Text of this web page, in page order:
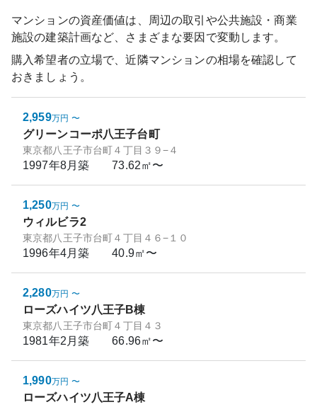
マンションの資産価値は、周辺の取引や公共施設・商業
施設の建築計画など、さまざまな要因で変動します。
購入希望者の立場で、近隣マンションの相場を確認して
おきましょう。
2,959万円 〜
グリーンコーポ八王子台町
東京都八王子市台町４丁目３９−４
1997年8月築 73.62㎡〜
1,250万円 〜
ウィルビラ2
東京都八王子市台町４丁目４６−１０
1996年4月築 40.9㎡〜
2,280万円 〜
ローズハイツ八王子B棟
東京都八王子市台町４丁目４３
1981年2月築 66.96㎡〜
1,990万円 〜
ローズハイツ八王子A棟